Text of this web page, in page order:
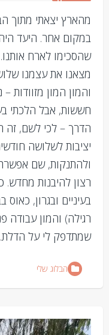
מהארץ יצאתי מתוך
במקום אחר. היעד
שהסכימו לארח
מצאנו את עצמנו
והמון המון מזוודות
חששות, אבל הלכתי
הדרך – לכי לשם, זה
יציבות לשלושה
ולהתנקות, שם
רצון להיבנות מחדש.
בעיניים ובגרון,
רגילה) והמון עבודה
שמתדפק לי על
הבלוג שלי